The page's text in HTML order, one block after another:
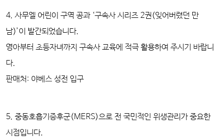
4. 사무엘 어린이 구역 공과 ‘구속사 시리즈 2권(잊어버렸던 만
남)’이 발간되었습니다.
영아부터 초등자녀까지 구속사 교육에 적극 활용하여 주시기 바랍니
다.
판매처: 야베스 성전 입구
5. 중동호흡기증후군(MERS)으로 전 국민적인 위생관리가 중요한
시점입니다.